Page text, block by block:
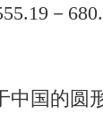
－
国的圆